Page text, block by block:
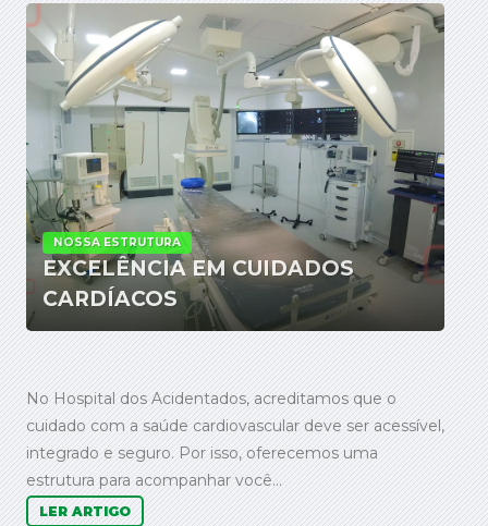
NOSSA ESTRUTURA
EXCELÊNCIA EM CUIDADOS
CARDÍACOS
No Hospital dos Acidentados, acreditamos que o
cuidado com a saúde cardiovascular deve ser acessível,
integrado e seguro. Por isso, oferecemos uma
estrutura para acompanhar você...
LER ARTIGO